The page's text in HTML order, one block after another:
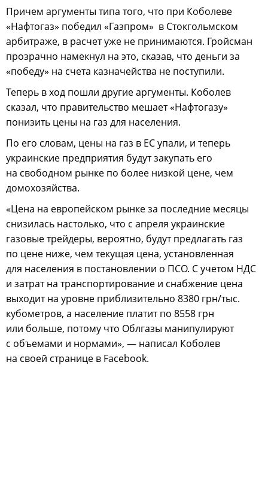
Причем аргументы типа того, что при Коболеве
«Нафтогаз» победил «Газпром» в Стокгольмском
арбитраже, в расчет уже не принимаются. Гройсман
прозрачно намекнул на это, сказав, что деньги за
«победу» на счета казначейства не поступили.
Теперь в ход пошли другие аргументы. Коболев
сказал, что правительство мешает «Нафтогазу»
понизить цены на газ для населения.
По его словам, цены на газ в ЕС упали, и теперь
украинские предприятия будут закупать его
на свободном рынке по более низкой цене, чем
домохозяйства.
«Цена на европейском рынке за последние месяцы
снизилась настолько, что с апреля украинские
газовые трейдеры, вероятно, будут предлагать газ
по цене ниже, чем текущая цена, установленная
для населения в постановлении о ПСО. С учетом НДС
и затрат на транспортирование и снабжение цена
выходит на уровне приблизительно 8380 грн/тыс.
кубометров, а население платит по 8558 грн
или больше, потому что Облгазы манипулируют
с объемами и нормами», — написал Коболев
на своей странице в Facebook.